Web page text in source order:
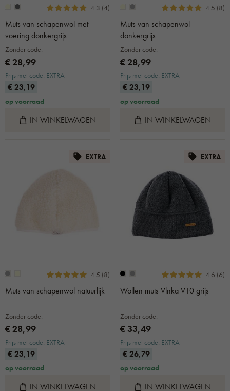
4.3 (4)
Muts van schapenwol met
voering donkergrijs
Zonder code:
€ 28,99
Prijs met code: EXTRA
€ 23,19
op voorraad
IN WINKELWAGEN
4.5 (8)
Muts van schapenwol
donkergrijs
Zonder code:
€ 28,99
Prijs met code: EXTRA
€ 23,19
op voorraad
IN WINKELWAGEN
EXTRA
4.5 (8)
Muts van schapenwol natuurlijk
Zonder code:
€ 28,99
Prijs met code: EXTRA
€ 23,19
op voorraad
IN WINKELWAGEN
EXTRA
4.6 (6)
Wollen muts Vlnka V10 grijs
Zonder code:
€ 33,49
Prijs met code: EXTRA
€ 26,79
op voorraad
IN WINKELWAGEN